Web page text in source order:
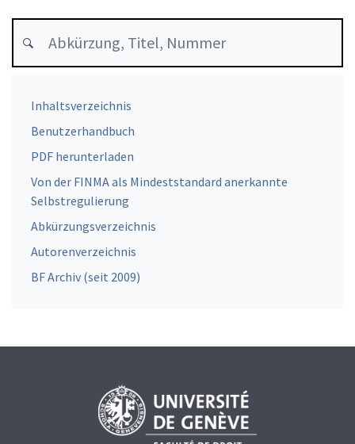
Inhaltsverzeichnis
Benutzerhandbuch
PDF herunterladen
Von der FINMA als Mindeststandard anerkannte
Selbstregulierung
Abkürzungsverzeichnis
Autorenverzeichnis
BF Archiv (seit 2009)